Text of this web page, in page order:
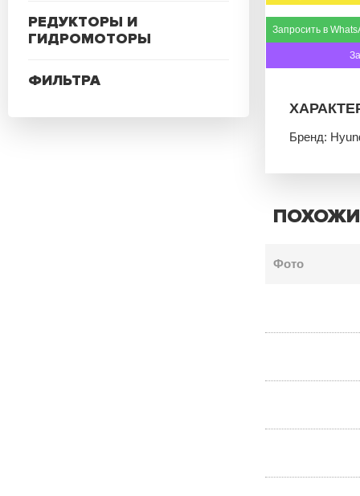
РЕДУКТОРЫ И
ГИДРОМОТОРЫ
ФИЛЬТРА
Запросить в
Бренд:
Фото